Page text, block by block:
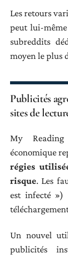
Les retours
peut lui-même
subreddits
moyen le plus
Publicités
sites de
My
économique
régies
risque. Les
est infecté »)
Un nouvel
publicités